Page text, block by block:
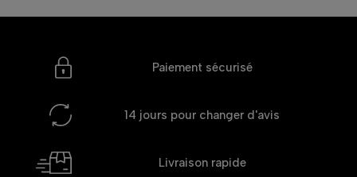
Paiement sécurisé
14 jours pour changer d'avis
Livraison rapide